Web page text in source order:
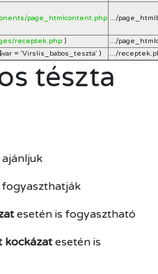
page_htmlcontent.php .../
receptek.php )
.../
= 'Virslis_babos_teszta' ) .../
tészta
esetén is fogyasztható
kockázatesetén is